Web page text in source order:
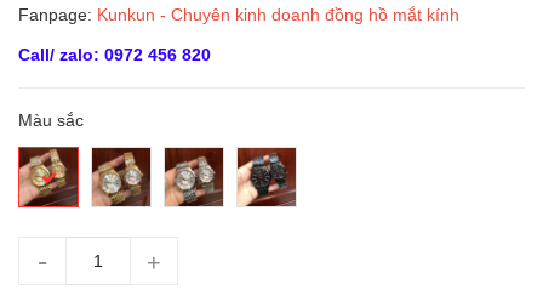
Fanpage: Kunkun - Chuyên kinh doanh đồng hồ mắt kính
Call/ zalo: 0972 456 820
Màu sắc
- +